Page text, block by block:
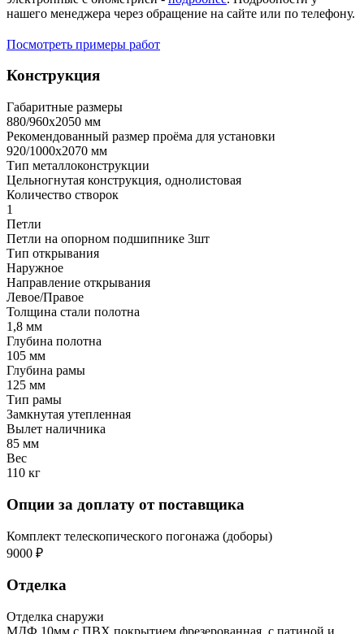
нашего менеджера через обращение на сайте или по телефону.
Посмотреть примеры работ
Конструкция
Габаритные размеры
880/960х2050 мм
Рекомендованный размер проёма для установки
920/1000х2070 мм
Тип металлоконструкции
Цельногнутая конструкция, однолистовая
Количество створок
1
Петли
Петли на опорном подшипнике 3шт
Тип открывания
Наружное
Направление открывания
Левое/Правое
Толщина стали полотна
1,8 мм
Глубина полотна
105 мм
Глубина рамы
125 мм
Тип рамы
Замкнутая утепленная
Вылет наличника
85 мм
Вес
110 кг
Опции за доплату от поставщика
Комплект телескопического погонажа (доборы)
9000 ₽
Отделка
Отделка снаружи
МДФ 10мм с ПВХ покрытием фрезерованная, с патиной и